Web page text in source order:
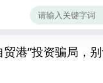
贸港”投资骗局，